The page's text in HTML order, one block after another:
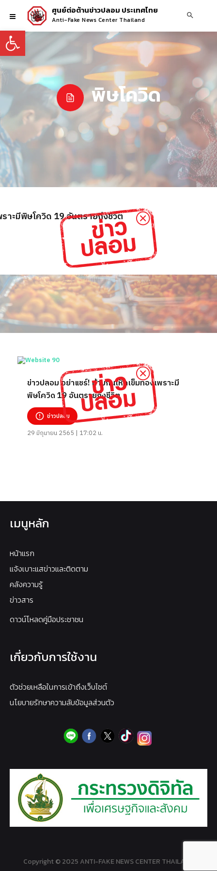
Open toolbar
ศูนย์ต่อต้านข่าวปลอม ประเทศไทย
Anti-Fake News Center Thailand
พิษโควิด
าะมีพิษโควิด 19 อันตรายถึงชีวิต
ข่าวปลอม อย่าแชร์! ห้ามกินเห็ดเข็มทองเพราะมี
พิษโควิด 19 อันตรายถึงชีวิต
ข่าวปลอม
29 มิถุนายน 2565 | 17:02 น.
เมนูหลัก
หน้าแรก
แจ้งเบาะแสข่าวและติดตาม
คลังความรู้
ข่าวสาร
ดาวน์โหลดคู่มือประชาชน
เกี่ยวกับการใช้งาน
ตัวช่วยเหลือในการเข้าถึงเว็บไซต์
นโยบายรักษาความลับข้อมูลส่วนตัว
Copyright © 2025 ANTI-FAKE NEWS CENTER THAILAND